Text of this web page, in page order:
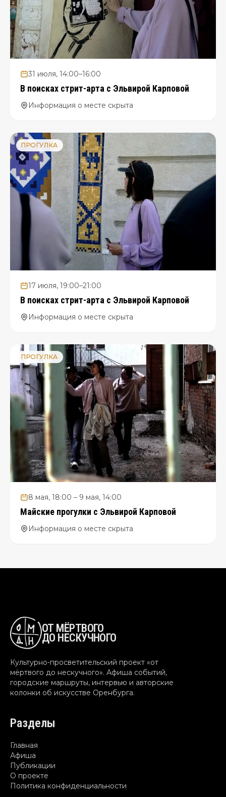
31 июля, 14:00–16:00
В поисках стрит-арта с Эльвирой Карповой
Информация о месте скрыта
ПРОГУЛКА
17 июля, 19:00–21:00
В поисках стрит-арта с Эльвирой Карповой
Информация о месте скрыта
ПРОГУЛКА
8 мая, 18:00 – 9 мая, 14:00
Майские прогулки с Эльвирой Карповой
Информация о месте скрыта
ОТ МЁРТВОГО
ДО НЕСКУЧНОГО
Культурно-просветительский проект «от
мёртвого до нескучного». Афиша событий,
городские маршруты, интервью и авторские
колонки об искусстве Оренбурга.
Разделы
Главная
Афиша
Публикации
О проекте
Политика конфиденциальности